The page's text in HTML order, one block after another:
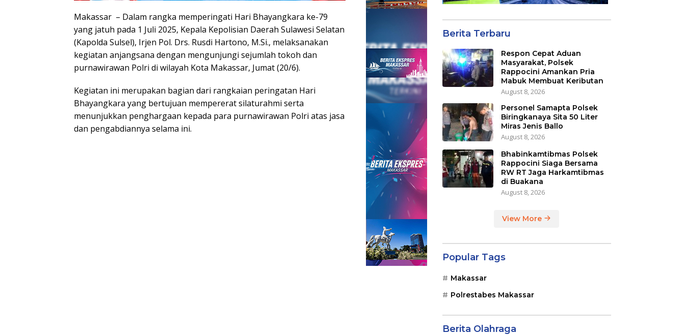
Makassar – Dalam rangka memperingati Hari Bhayangkara ke-79
yang jatuh pada 1 Juli 2025, Kepala Kepolisian Daerah Sulawesi Selatan
(Kapolda Sulsel), Irjen Pol. Drs. Rusdi Hartono, M.Si., melaksanakan
kegiatan anjangsana dengan mengunjungi sejumlah tokoh dan
purnawirawan Polri di wilayah Kota Makassar, Jumat (20/6).
Kegiatan ini merupakan bagian dari rangkaian peringatan Hari
Bhayangkara yang bertujuan mempererat silaturahmi serta
menunjukkan penghargaan kepada para purnawirawan Polri atas jasa
dan pengabdiannya selama ini.
Berita Terbaru
Respon Cepat Aduan
Masyarakat, Polsek
Rappocini Amankan Pria
Mabuk Membuat Keributan
August 8, 2026
Personel Samapta Polsek
Biringkanaya Sita 50 Liter
Miras Jenis Ballo
August 8, 2026
Bhabinkamtibmas Polsek
Rappocini Siaga Bersama
RW RT Jaga Harkamtibmas
di Buakana
August 8, 2026
View More
Popular Tags
Makassar
Polrestabes Makassar
Berita Olahraga